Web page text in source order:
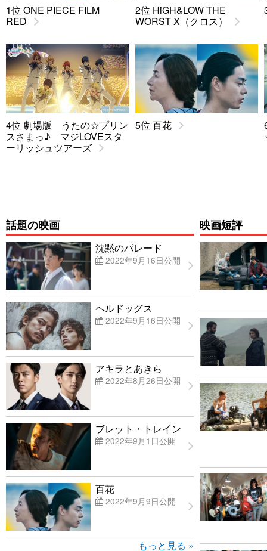
1位 ONE PIECE FILM
RED
2位 HiGH&LOW THE
WORST X（クロス）
4位 劇場版 うたの☆プリン
スさまっ♪ マジLOVEスタ
ーリッシュツアーズ
5位 百花
話題の映画
沈黙のパレード
2022年9月16日公開
ヘルドッグス
2022年9月16日公開
アキラとあきら
2022年8月26日公開
ブレット・トレイン
2022年9月1日公開
百花
2022年9月9日公開
もっと見る »
映画短評